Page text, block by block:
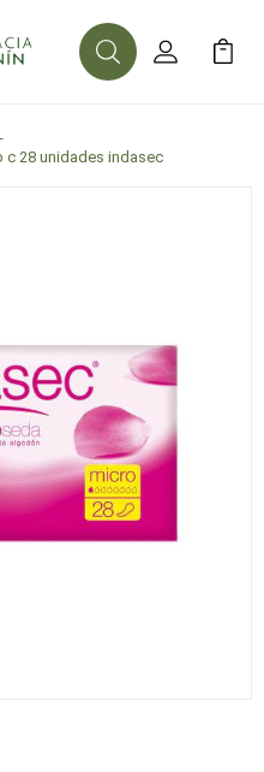
BuscarMi Cuenta
Mi
c 28 unidades indasec